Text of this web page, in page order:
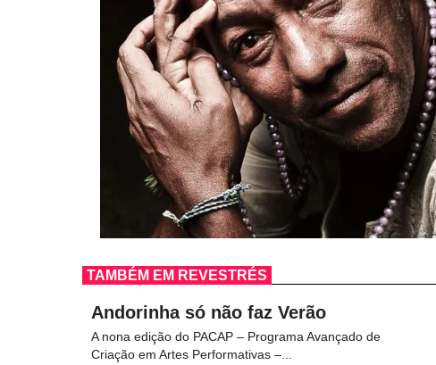
TAMBÉM EM REVESTRÉS
Andorinha só não faz Verão
A nona edição do PACAP – Programa Avançado de
Criação em Artes Performativas –...